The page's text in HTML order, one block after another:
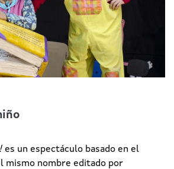
es un espectáculo basado en el
mismo nombre editado por